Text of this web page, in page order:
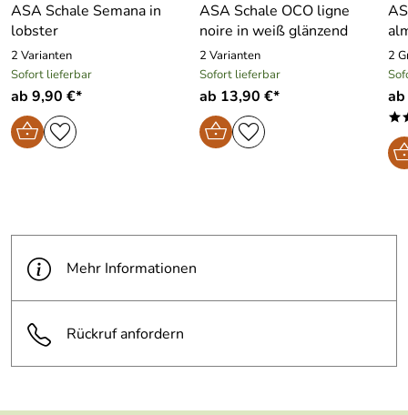
ASA Schale Semana in
lobster
2 Varianten
Sofort lieferbar
ab 9,90 €*
ASA Schale OCO ligne
noire in weiß glänzend
2 Varianten
Sofort lieferbar
ab 13,90 €*
2
Mehr Informationen
Rückruf anfordern